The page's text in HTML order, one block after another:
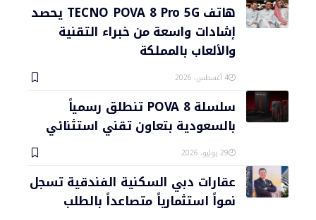
هاتف TECNO POVA 8 Pro 5G يحصد
إشادات واسعة من خبراء التقنية
والألعاب بالمملكة
4 أغسطس، 2026
سلسلة POVA 8 تنطلق رسمياً
بالسعودية بتعاون تقني استثنائي
29 يوليو، 2026
عقارات دبي السكنية الفندقية تسجل
نمواً استثمارياً متصاعداً بالطلب